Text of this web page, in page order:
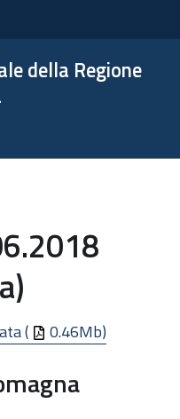
della Regione
( 0.46Mb)